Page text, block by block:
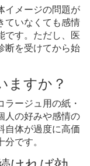
イメージの問題が
ていなくても感情
です。ただし、医
断を受けてから始
ますか？
ージュ用の紙・
人の好みや感情の
自体が過度に高価
です。